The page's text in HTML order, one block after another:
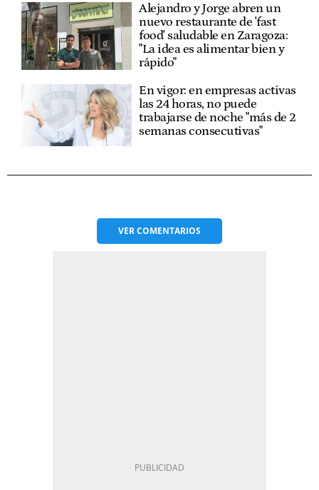
Alejandro y Jorge abren un
nuevo restaurante de 'fast
food' saludable en Zaragoza:
"La idea es alimentar bien y
rápido"
En vigor: en empresas activas
las 24 horas, no puede
trabajarse de noche "más de 2
semanas consecutivas"
VERCOMENTARIOS